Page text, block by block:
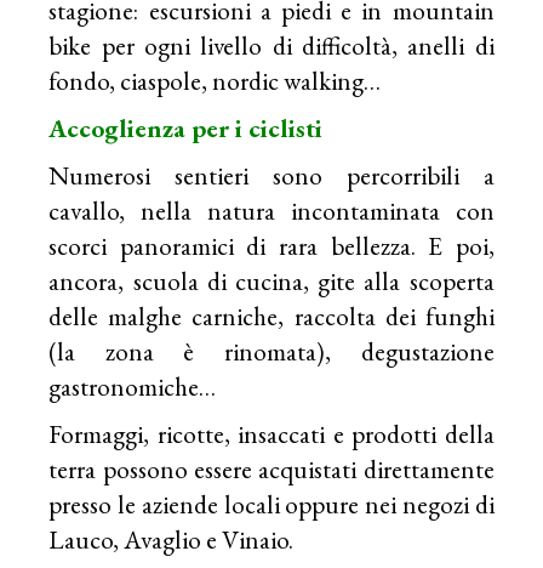
stagione: escursioni a piedi e in mountain
bike per ogni livello di difficoltà, anelli di
fondo, ciaspole, nordic walking…
Accoglienza per i ciclisti
Numerosi sentieri sono percorribili a
cavallo, nella natura incontaminata con
scorci panoramici di rara bellezza. E poi,
ancora, scuola di cucina, gite alla scoperta
delle malghe carniche, raccolta dei funghi
(la zona è rinomata), degustazione
gastronomiche…
Formaggi, ricotte, insaccati e prodotti della
terra possono essere acquistati direttamente
presso le aziende locali oppure nei negozi di
Lauco, Avaglio e Vinaio.